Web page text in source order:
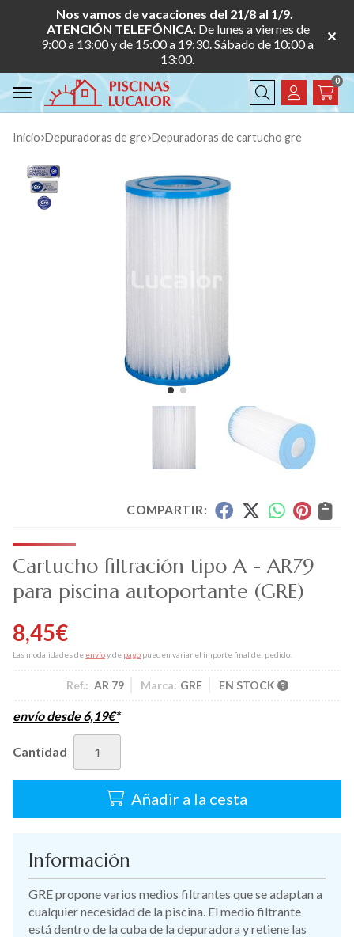
Nos vamos de vacaciones del 21/8 al 1/9.
ATENCIÓN TELEFÓNICA: De lunes a viernes de
9:00 a 13:00 y de 15:00 a 19:30. Sábado de 10:00 a
13:00.
Buscar
0
Inicio depuradoras de gre depuradoras de cartucho gre
COMPARTIR:
Cartucho filtración tipo A - AR79
para piscina autoportante (GRE)
8,45€
Las modalidades de envíoy de pago pueden variar el importe final del pedido.
Ref.: AR 79 Marca: GRE EN STOCK
envío desde6,19€*
Cantidad
Añadir a la cesta
Información
GRE propone varios medios filtrantes que se adaptan a
cualquier necesidad de la piscina. El medio filtrante
está dentro de la cuba de la depuradora y retiene las